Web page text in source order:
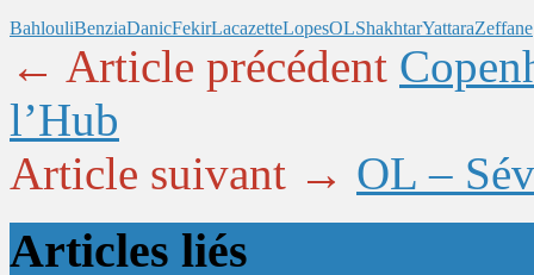
BahlouliBenziaDanicFekirLacazetteLopesOLShakhtarYattaraZeffane
← Article précédent
l’Hub
Article suivant → OL –
Articles liés